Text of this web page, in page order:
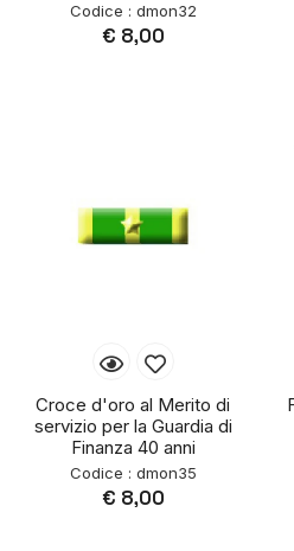
Codice : dmon32
€ 8,00
Croce d'oro al Merito di
servizio per la Guardia di
Finanza 40 anni
Codice : dmon35
€ 8,00